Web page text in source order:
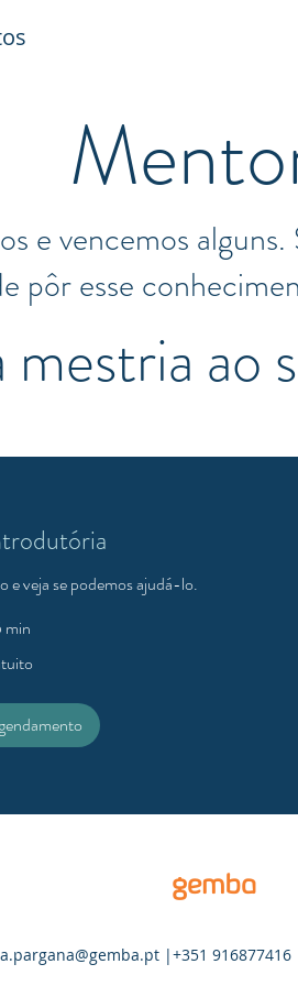
e vencemos
pôr esse
ao
e veja se podemos ajudá-lo.
min
gemba
|+351 916877416